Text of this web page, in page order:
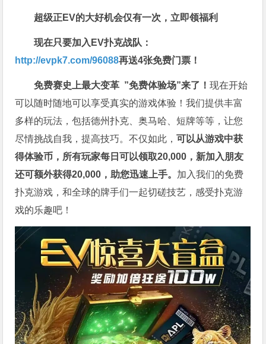
超级正EV的大好机会仅有一次，立即领福利
现在只要加入EV扑克战队：
http://evpk7.com/96088再送4张免费门票！
免费赛史上最大变革 ”免费体验场”来了！现在开始
可以随时随地可以享受真实的游戏体验！我们提供丰富
多样的玩法，包括德州扑克、奥马哈、短牌等等，让您
尽情挑战自我，提高技巧。不仅如此， 可以从游戏中获
得体验币，所有玩家每日可以领取20,000，新加入朋友
还可额外获得20,000，助您迅速上手。 加入我们的免费
扑克游戏，和全球的牌手们一起切磋技艺，感受扑克游
戏的乐趣吧！